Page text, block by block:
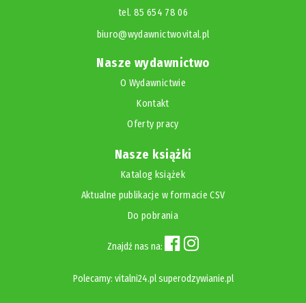
tel. 85 654 78 06
biuro@wydawnictwovital.pl
Nasze wydawnictwo
O Wydawnictwie
Kontakt
Oferty pracy
Nasze książki
Katalog książek
Aktualne publikacje w formacie CSV
Do pobrania
Znajdź nas na:
Polecamy: vitalni24.pl superodzywianie.pl